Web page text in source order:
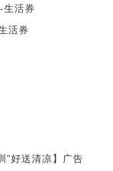
活券
活券
”好送清凉】广告